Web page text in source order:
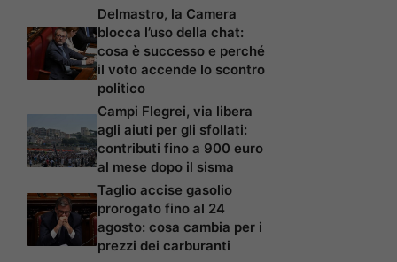
Delmastro, la Camera
blocca l’uso della chat:
cosa è successo e perché
il voto accende lo scontro
politico
Campi Flegrei, via libera
agli aiuti per gli sfollati:
contributi fino a 900 euro
al mese dopo il sisma
Taglio accise gasolio
prorogato fino al 24
agosto: cosa cambia per i
prezzi dei carburanti